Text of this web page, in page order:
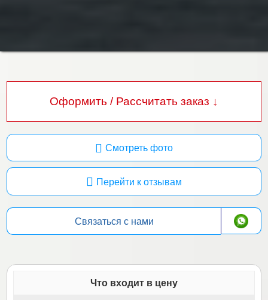
Оформить / Рассчитать заказ ↓
Смотреть фото
Перейти к отзывам
Связаться с нами
Что входит в цену